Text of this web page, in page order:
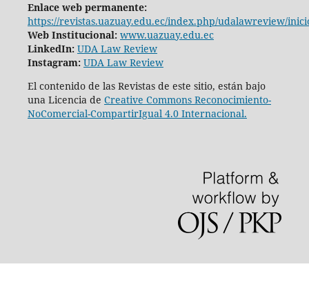
Enlace web permanente:
https://revistas.uazuay.edu.ec/index.php/udalawreview/
Web Institucional: www.uazuay.edu.ec
LinkedIn: UDA Law Review
Instagram: UDA Law Review
El contenido de las Revistas de este sitio, están bajo
una Licencia de Creative Commons Reconocimiento-
NoComercial-CompartirIgual 4.0 Internacional.